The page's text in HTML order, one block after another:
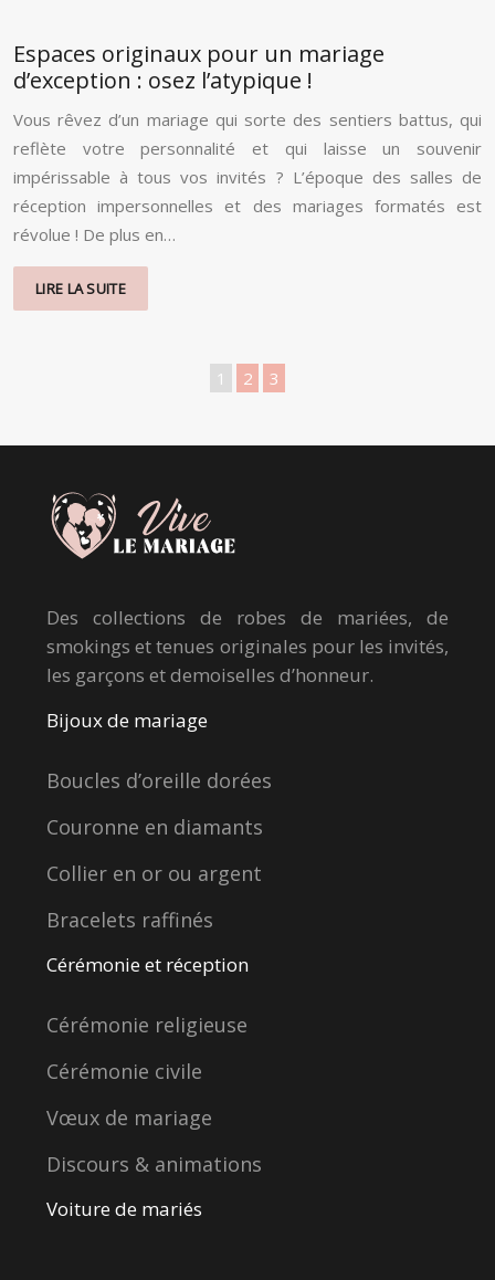
Espaces originaux pour un mariage
d’exception : osez l’atypique !
Vous rêvez d’un mariage qui sorte des sentiers battus, qui
reflète votre personnalité et qui laisse un souvenir
impérissable à tous vos invités ? L’époque des salles de
réception impersonnelles et des mariages formatés est
révolue ! De plus en…
LIRE LA SUITE
1 2 3
Des collections de robes de mariées, de
smokings et tenues originales pour les invités,
les garçons et demoiselles d’honneur.
Bijoux de mariage
Boucles d’oreille dorées
Couronne en diamants
Collier en or ou argent
Bracelets raffinés
Cérémonie et réception
Cérémonie religieuse
Cérémonie civile
Vœux de mariage
Discours & animations
Voiture de mariés